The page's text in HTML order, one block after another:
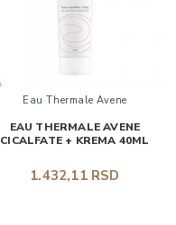
Eau Thermale Avene
EAU THERMALE AVENE
CICALFATE + KREMA 40ML
1.432,11 RSD